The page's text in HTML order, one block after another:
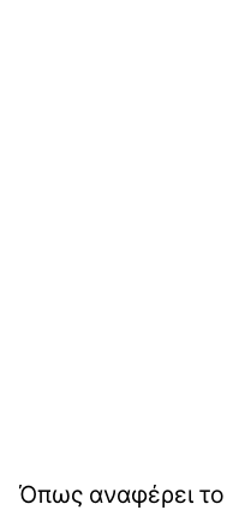
Όπως αναφέρει